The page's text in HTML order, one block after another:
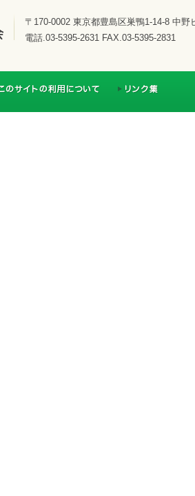
〒170-0002 東京都豊島区巣鴨1-14-8 中野
電話.03-5395-2631 FAX.03-5395-2831